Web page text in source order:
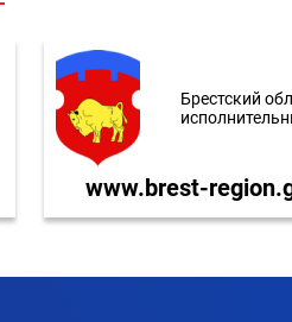
Брестский
www.brest-